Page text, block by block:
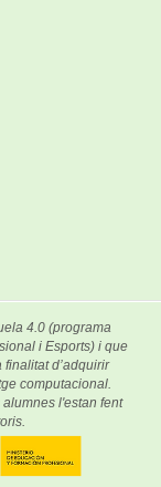
4.0 (programa
i Esports) i que
d’adquirir
computacional.
l'estan fent